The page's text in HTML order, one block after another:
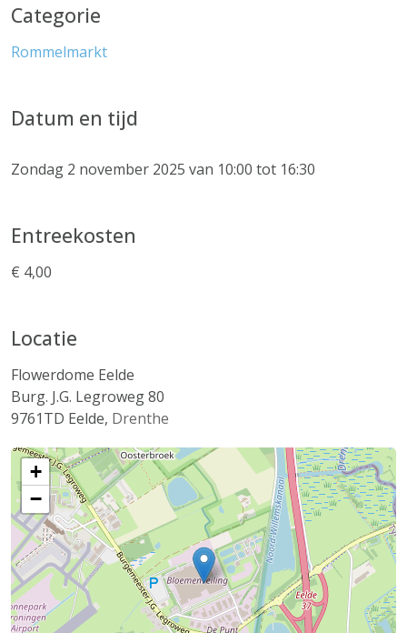
Categorie
Rommelmarkt
Datum en tijd
Zondag 2 november 2025 van 10:00 tot 16:30
Entreekosten
€ 4,00
Locatie
Flowerdome Eelde
Burg. J.G. Legroweg 80
9761TD Eelde, Drenthe
+
−